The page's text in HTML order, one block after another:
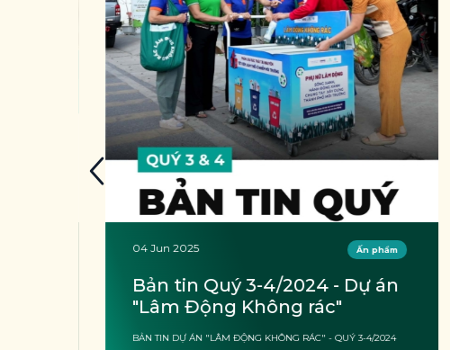
04 Jun 2025 Ấn phẩm
Bản tin Quý 3-4/2024 - Dự án
"Lâm Động Không rác"
BẢN TIN DỰ ÁN "LÂM ĐỘNG KHÔNG RÁC" - QUÝ 3-4/2024